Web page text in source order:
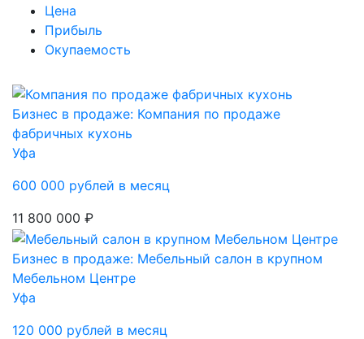
Цена
Прибыль
Окупаемость
Бизнес в продаже: Компания по продаже
фабричных кухонь
Уфа
600 000 рублей в месяц
11 800 000 ₽
Бизнес в продаже: Мебельный салон в крупном
Мебельном Центре
Уфа
120 000 рублей в месяц